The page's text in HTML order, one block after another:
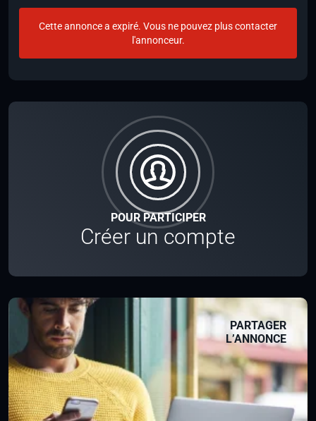
POUR PARTICIPER
Créer un compte
PARTAGER
L’ANNONCE
Cette annonce a expiré. Vous ne pouvez plus contacter
l'annonceur.